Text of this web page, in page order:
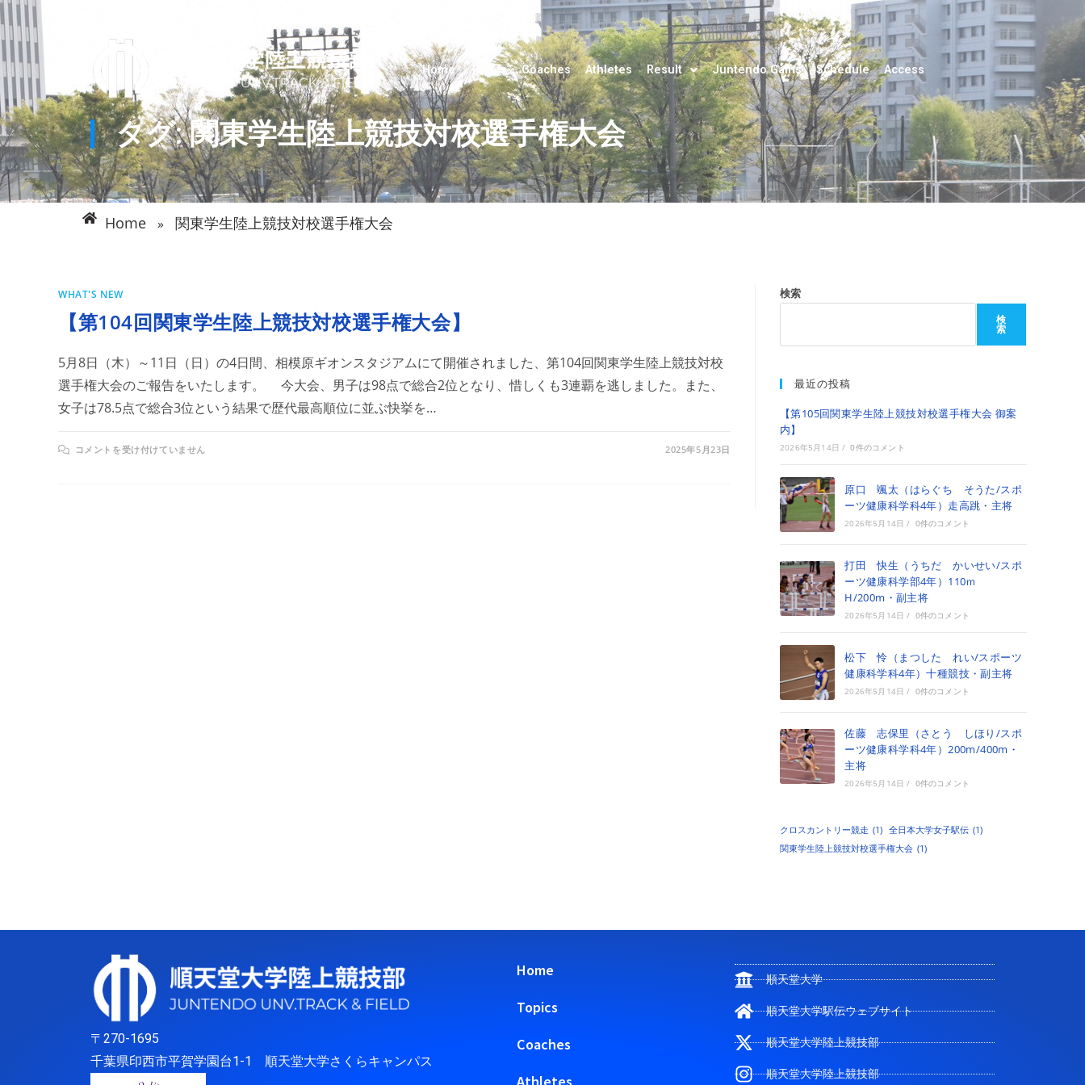
Home Topics Coaches Athletes Result Juntendo Gams Schedule Access
タグ:関東学生陸上競技対校選手権大会
Home » 関東学生陸上競技対校選手権大会
WHAT'S NEW
【第104回関東学生陸上競技対校選手権大会】
5月8日（木）～11日（日）の4日間、相模原ギオンスタジアムにて開催されました、第104回関東学生陸上競技対校
選手権大会のご報告をいたします。 今大会、男子は98点で総合2位となり、惜しくも3連覇を逃しました。また、
女子は78.5点で総合3位という結果で歴代最高順位に並ぶ快挙を…
コメントを受け付けていません 2025年5月23日
検索
検
索
最近の投稿
【第105回関東学生陸上競技対校選手権大会 御案
内】
2026年5月14日 / 0件のコメント
原口 颯太（はらぐち そうた/スポ
ーツ健康科学科4年）走高跳・主将
2026年5月14日 / 0件のコメント
打田 快生（うちだ かいせい/スポ
ーツ健康科学部4年）110ｍ
H/200m・副主将
2026年5月14日 / 0件のコメント
松下 怜（まつした れい/スポーツ
健康科学科4年）十種競技・副主将
2026年5月14日 / 0件のコメント
佐藤 志保里（さとう しほり/スポ
ーツ健康科学科4年）200m/400m・
主将
2026年5月14日 / 0件のコメント
クロスカントリー競走 (1) 全日本大学女子駅伝 (1)
関東学生陸上競技対校選手権大会 (1)
〒270-1695
千葉県印西市平賀学園台1-1 順天堂大学さくらキャンパス
Home
Topics
Coaches
順天堂大学
順天堂大学駅伝ウェブサイト
順天堂大学陸上競技部
順天堂大学陸上競技部